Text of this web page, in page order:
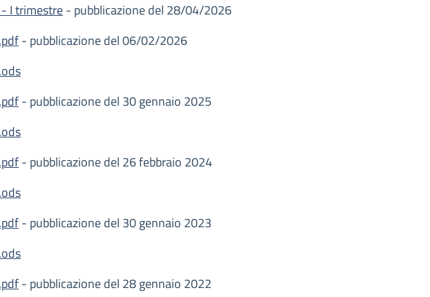
I trimestre- pubblicazione del 28/04/2026
- pubblicazione del 06/02/2026
- pubblicazione del 30 gennaio 2025
- pubblicazione del 26 febbraio 2024
- pubblicazione del 30 gennaio 2023
- pubblicazione del 28 gennaio 2022